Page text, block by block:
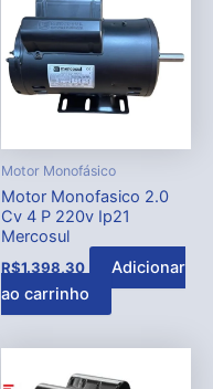
Motor Monofásico
Motor Monofasico 2.0
Cv 4 P 220v Ip21
Mercosul
R$1.398,30
Adicionar
ao carrinho